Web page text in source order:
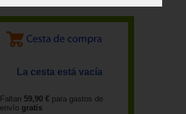
La cesta está vacía
Faltan 59,90 € para gastos de
envío gratis